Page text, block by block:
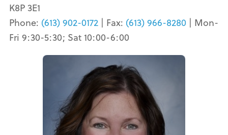
K8P 3E1
Phone: (613) 902-0172| Fax: (613) 966-8280| Mon-
Fri 9:30-5:30; Sat 10:00-6:00